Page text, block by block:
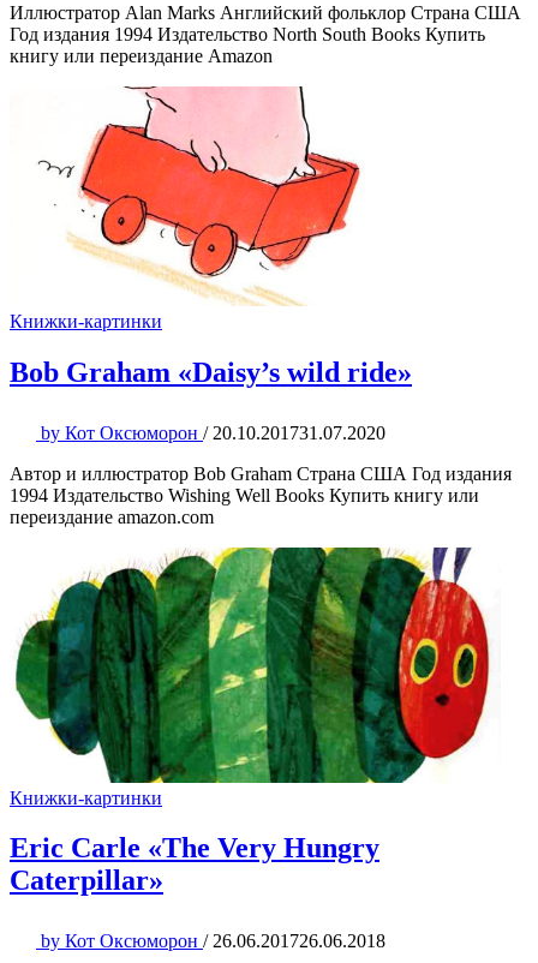
Иллюстратор Alan Marks Английский фольклор Страна США
Год издания 1994 Издательство North South Books Купить
книгу или переиздание Amazon
Книжки-картинки
Bob Graham «Daisy’s wild ride»
by Кот Оксюморон / 20.10.201731.07.2020
Автор и иллюстратор Bob Graham Страна США Год издания
1994 Издательство Wishing Well Books Купить книгу или
переиздание amazon.com
Книжки-картинки
Eric Carle «The Very Hungry
Caterpillar»
by Кот Оксюморон / 26.06.201726.06.2018